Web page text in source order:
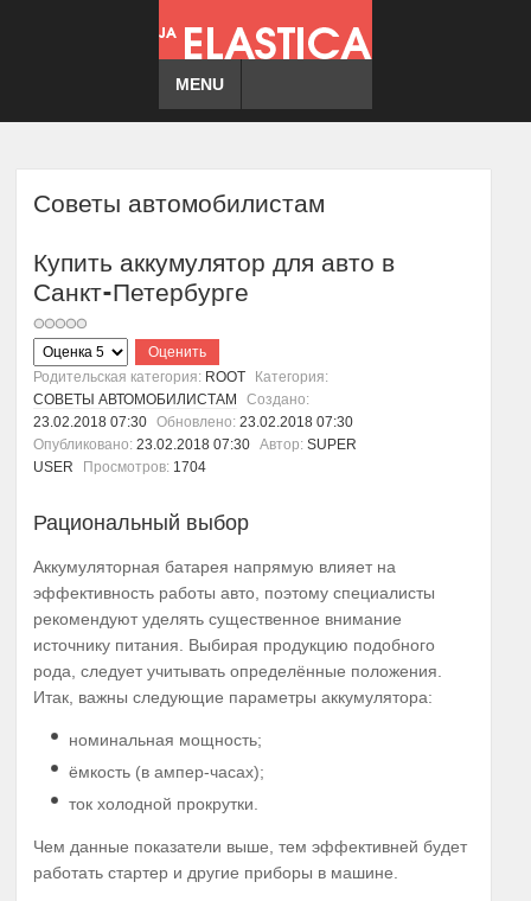
MENU
Советы автомобилистам
Купить аккумулятор для авто в
Санкт-Петербурге
Пожалуйста,
оцените
Родительская категория: ROOT
Категория:
СОВЕТЫ АВТОМОБИЛИСТАМ
Создано:
23.02.2018 07:30 Обновлено: 23.02.2018 07:30
Опубликовано: 23.02.2018 07:30 Автор: SUPER
USER
Просмотров: 1704
Рациональный выбор
Аккумуляторная батарея напрямую влияет на
эффективность работы авто, поэтому специалисты
рекомендуют уделять существенное внимание
источнику питания. Выбирая продукцию подобного
рода, следует учитывать определённые положения.
Итак, важны следующие параметры аккумулятора:
номинальная мощность;
ёмкость (в ампер-часах);
ток холодной прокрутки.
Чем данные показатели выше, тем эффективней будет
работать стартер и другие приборы в машине.